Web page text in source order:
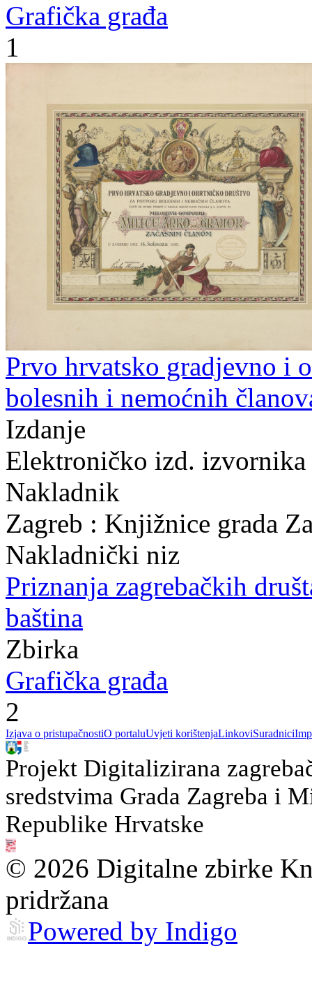
Grafička građa
1
Prvo hrvatsko gradjevno i
bolesnih i nemoćnih
Izdanje
Elektroničko izd.
Nakladnik
Zagreb : Knjižnice grada
Nakladnički niz
Priznanja zagrebačkih
baština
Zbirka
Grafička građa
2
Izjava o pristupačnostiO portaluUvjeti korištenjaLinkoviSuradnici
Projekt Digitalizirana
sredstvima Grada Zagreba i
Republike Hrvatske
© 2026 Digitalne zbirke
pridržana
Powered by Indigo